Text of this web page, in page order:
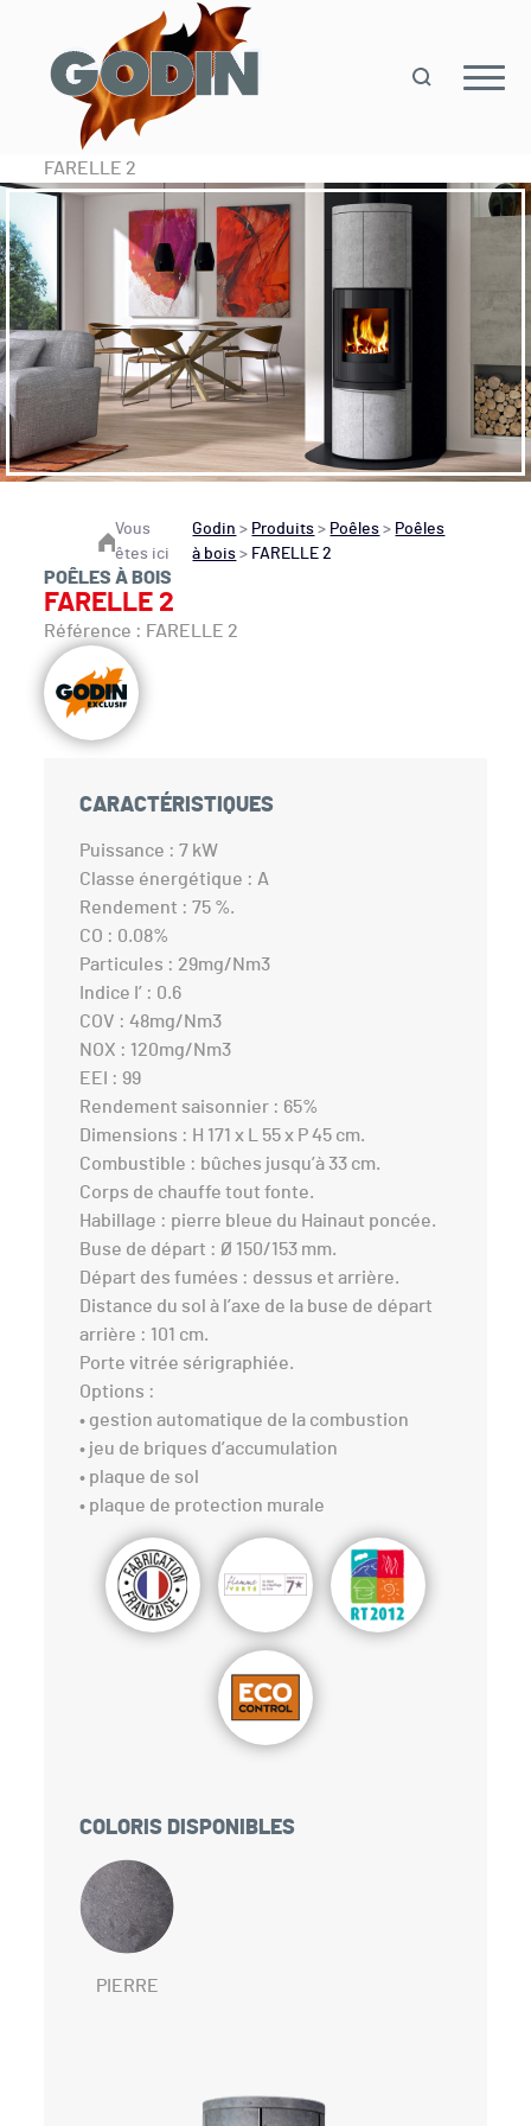
FARELLE 2
Vous
êtes ici
Godin > Produits > Poêles > Poêles
à bois > FARELLE 2
POÊLES À BOIS
FARELLE 2
Référence : FARELLE 2
CARACTÉRISTIQUES
Puissance : 7 kW
Classe énergétique : A
Rendement : 75 %.
CO : 0.08%
Particules : 29mg/Nm3
Indice I’ : 0.6
COV : 48mg/Nm3
NOX : 120mg/Nm3
EEI : 99
Rendement saisonnier : 65%
Dimensions : H 171 x L 55 x P 45 cm.
Combustible : bûches jusqu’à 33 cm.
Corps de chauffe tout fonte.
Habillage : pierre bleue du Hainaut poncée.
Buse de départ : Ø 150/153 mm.
Départ des fumées : dessus et arrière.
Distance du sol à l’axe de la buse de départ
arrière : 101 cm.
Porte vitrée sérigraphiée.
Options :
• gestion automatique de la combustion
• jeu de briques d’accumulation
• plaque de sol
• plaque de protection murale
COLORIS DISPONIBLES
PIERRE